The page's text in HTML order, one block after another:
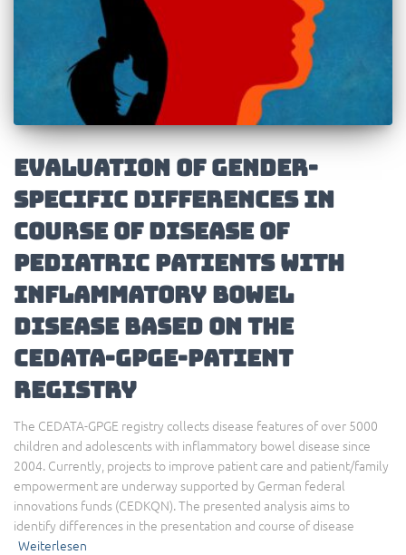
Evaluation of gender-
specific differences in
course of disease of
pediatric patients with
Inflammatory Bowel
Disease based on the
CEDATA-GPGE-patient
registry
The CEDATA-GPGE registry collects disease features of over 5000
children and adolescents with inflammatory bowel disease since
2004. Currently, projects to improve patient care and patient/family
empowerment are underway supported by German federal
innovations funds (CEDKQN). The presented analysis aims to
identify differences in the presentation and course of disease
Weiterlesen